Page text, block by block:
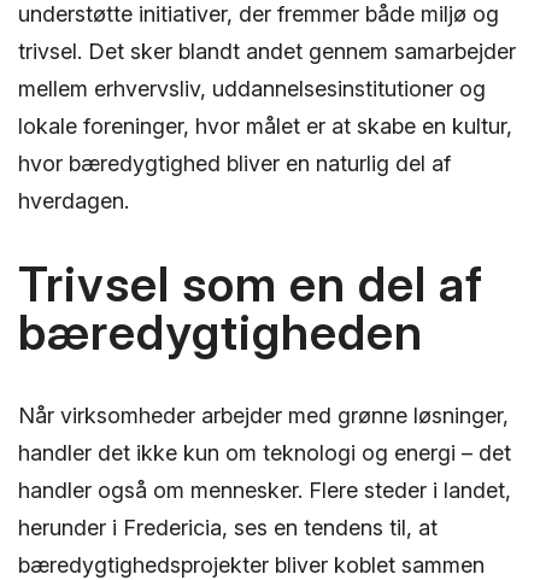
understøtte initiativer, der fremmer både miljø og
trivsel. Det sker blandt andet gennem samarbejder
mellem erhvervsliv, uddannelsesinstitutioner og
lokale foreninger, hvor målet er at skabe en kultur,
hvor bæredygtighed bliver en naturlig del af
hverdagen.
Trivsel som en del af
bæredygtigheden
Når virksomheder arbejder med grønne løsninger,
handler det ikke kun om teknologi og energi – det
handler også om mennesker. Flere steder i landet,
herunder i Fredericia, ses en tendens til, at
bæredygtighedsprojekter bliver koblet sammen